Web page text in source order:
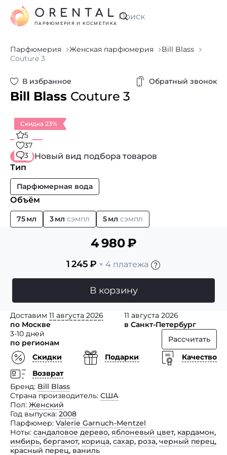
Искать
ORENTAL
ПАРФЮМЕРИЯ И КОСМЕТИКА
Парфюмерия Женская парфюмерия
Bill Blass
Couture 3
В избранное Обратный звонок
Bill Blass Couture 3
Скидка 23%
5
37
3
Новый вид подбора товаров
Тип
Парфюмерная вода
Объём
75 мл 3 мл сэмпл 5 мл сэмпл
4 980₽
1 245₽ × 4 платежа
В корзину
Доставим 11 августа 2026
по Москве
11 августа 2026
в Санкт-Петербург
3-10 дней
по регионам
Рассчитать
Скидки
Подарки
Качество
Возврат
Бренд Bill Blass
Страна производитель США
Пол Женский
Год выпуска 2008
Парфюмер Valerie Garnuch-Mentzel
Ноты сандаловое дерево, яблоневый цвет, кардамон,
имбирь, бергамот, корица, сахар, роза, черный перец,
красный перец, ваниль